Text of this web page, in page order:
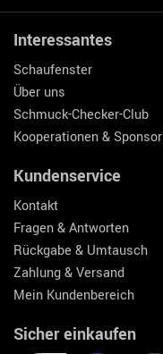
Interessantes
Schaufenster
Über uns
Schmuck-Checker-Club
Kooperationen &
Kundenservice
Kontakt
Fragen & Antworten
Rückgabe & Umtausch
Zahlung & Versand
Mein Kundenbereich
Sicher einkaufen